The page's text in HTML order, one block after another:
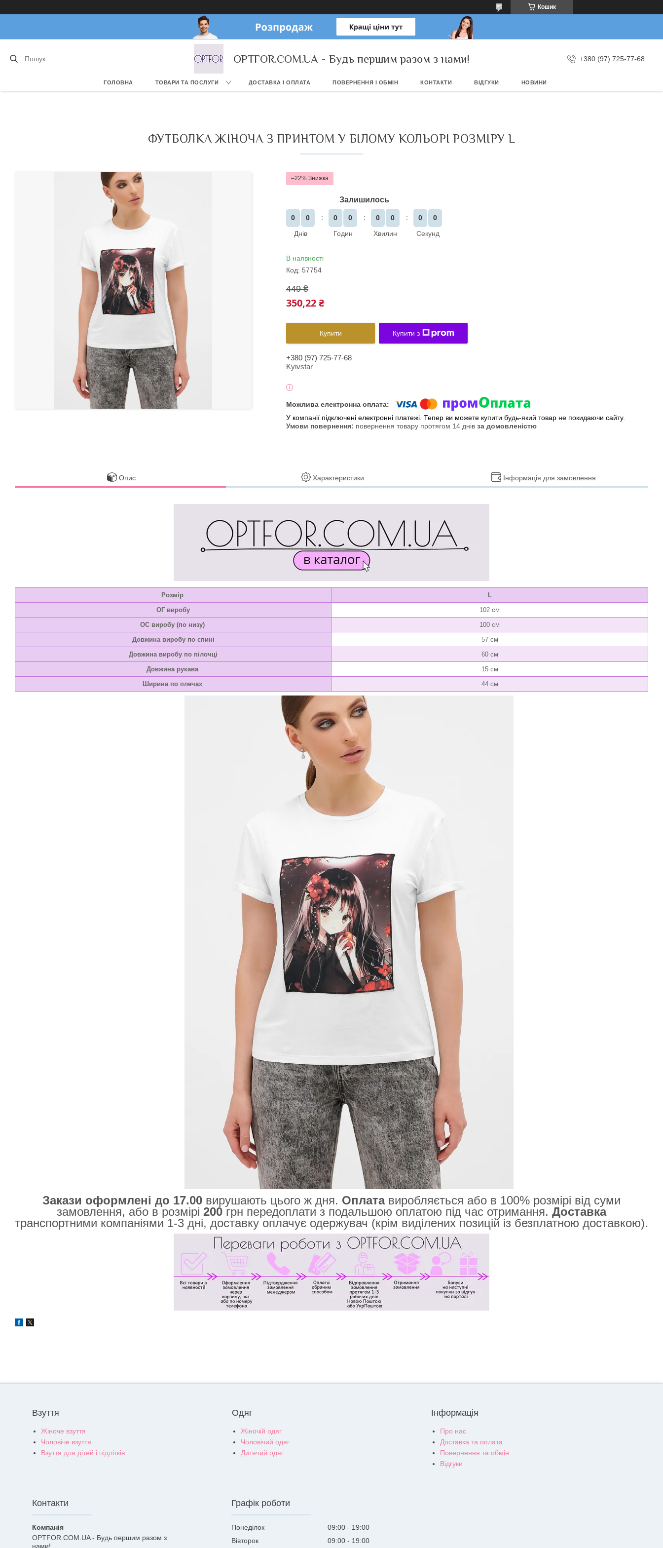
Кошик
OPTFOR.COM.UA - Будь першим разом з нами! +380 (97) 725-77-68
ГОЛОВНА ТОВАРИ ТА ПОСЛУГИ ДОСТАВКА І ОПЛАТА ПОВЕРНЕННЯ І ОБМІН КОНТАКТИ ВІДГУКИ НОВИНИ
ФУТБОЛКА ЖІНОЧА З ПРИНТОМ У БІЛОМУ КОЛЬОРІ РОЗМІРУ L
–22%
Залишилось
0
0
Днів
0
0
Годин
0
0
Хвилин
0
0
Секунд
В наявності
Код: 57754
449 ₴
350,22 ₴
Купити Купити з
+380 (97) 725-77-68
Kyivstar
У компанії підключені електронні платежі. Тепер ви можете купити будь-який товар не покидаючи сайту.
повернення товару протягом 14 днів за домовленістю
Опис Характеристики Інформація для замовлення
Розмір
L
ОГ виробу
102 см
ОС виробу (по низу)
100 см
Довжина виробу по спині
57 см
Довжина виробу по пілочці
60 см
Довжина рукава
15 см
Ширина по плечах
44 см
Закази оформлені до 17.00 вирушають цього ж дня. Оплатавиробляється або в 100% розмірі від суми
замовлення, або в розмірі 200грн передоплати з подальшою оплатою під час отримання. Доставка
транспортними компаніями 1-3 дні, доставку оплачує одержувач (крім виділених позицій із безплатною доставкою).
Взуття
Жіноче взуття
Чоловіче взуття
Взуття для дітей і підлітків
Одяг
Жіночій одяг
Чоловічий одяг
Дитячий одяг
Інформація
Про нас
Доставка та оплата
Повернення та обмін
Відгуки
Контакти
OPTFOR.COM.UA - Будь першим разом з
нами!
Графік роботи
Понеділок 09:00
19:00
Вівторок
09:00 19:00